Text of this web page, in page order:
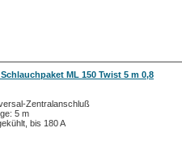
ML 150 Twist 5 m 0,8
Zentralanschluß
5 m
bis 180 A